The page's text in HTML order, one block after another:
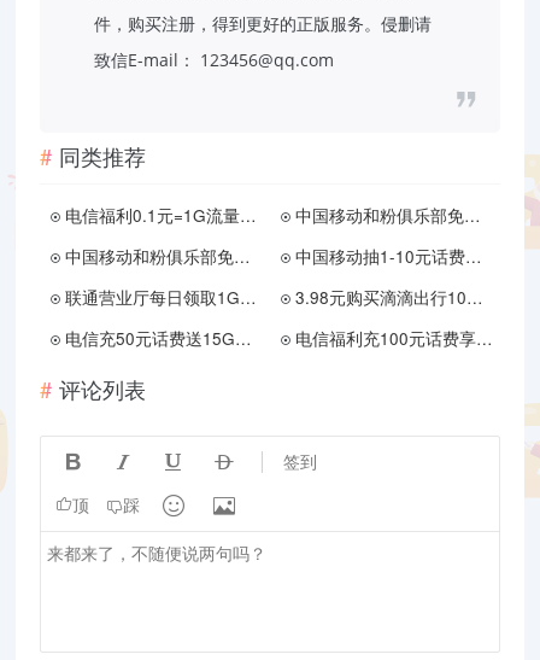
件，购买注册，得到更好的正版服务。侵删请
致信E-mail： 123456@qq.com
同类推荐
电信福利0.1元=1G流量30分钟国内通话
中国移动和粉俱乐部免费领取100-300MB流量 非秒到账
中国移动和粉俱乐部免费领取700M-5GB流量
中国移动抽1-10元话费和流量 秒到账
联通营业厅每日领取1GB全国流量日包
3.98元购买滴滴出行10张5元无门槛券
电信充50元话费送15G流量和600分钟通话
电信福利充100元话费享9天10G全国流量
评论列表
    签到
顶 踩  